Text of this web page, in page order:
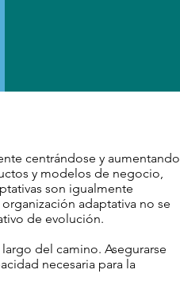
centrándose y aumentando
y modelos de negocio,
son igualmente
adaptativa no se
de evolución.
del camino. Asegurarse
necesaria para la